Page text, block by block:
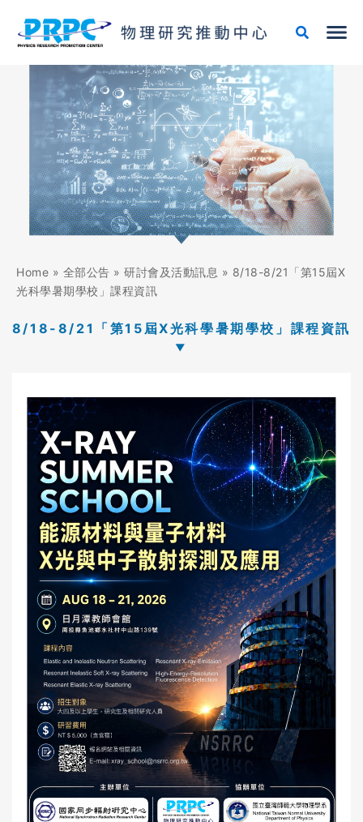
Home » 全部公告 » 研討會及活動訊息 » 8/18-8/21「第15屆X
光科學暑期學校」課程資訊
8/18-8/21「第15屆X光科學暑期學校」課程資訊